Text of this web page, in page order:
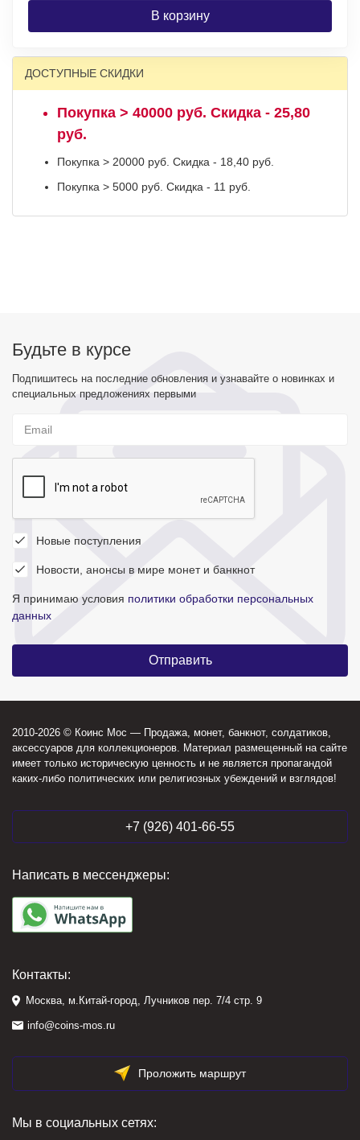
В корзину
ДОСТУПНЫЕ СКИДКИ
Покупка > 40000 руб. Скидка - 25,80
руб.
Покупка > 20000 руб. Скидка - 18,40 руб.
Покупка > 5000 руб. Скидка - 11 руб.
Будьте в курсе
Подпишитесь на последние обновления и узнавайте о новинках и
специальных предложениях первыми
Новые поступления
Новости, анонсы в мире монет и банкнот
Я принимаю условия политики обработки персональных
данных
2010-2026 © Коинс Мос — Продажа, монет, банкнот, солдатиков,
аксессуаров для коллекционеров. Материал размещенный на сайте
имеет только историческую ценность и не является пропагандой
каких-либо политических или религиозных убеждений и взглядов!
+7 (926) 401-66-55
Написать в мессенджеры:
Контакты:
Москва, м.Китай-город, Лучников пер. 7/4 стр. 9
info@coins-mos.ru
Проложить маршрут
Мы в социальных сетях: